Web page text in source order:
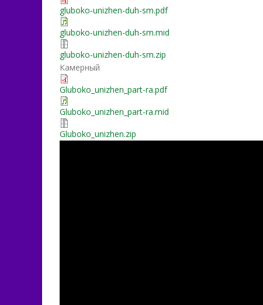
gluboko-unizhen-duh-sm.pdf
gluboko-unizhen-duh-sm.mid
gluboko-unizhen-duh-sm.zip
Камерный
Gluboko_unizhen_part-ra.pdf
Gluboko_unizhen_part-ra.mid
Gluboko_unizhen.zip